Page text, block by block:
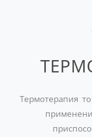
Термотерапия